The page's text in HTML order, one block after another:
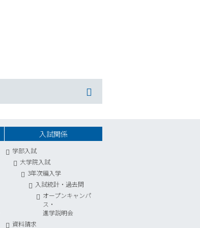
入試関係
学部入試
大学院入試
3年次編入学
入試統計 ・ 過去問
オープンキャンパ
ス・
進学説明会
資料請求